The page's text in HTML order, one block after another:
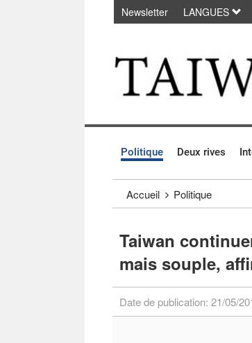
Passer au contenu principal
Newsletter LANGUES
Politique Deux rives
Accueil Politique
Taiwan
mais souple,
Date de publication: 21/05/